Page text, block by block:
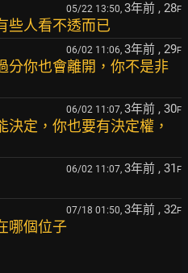
05/22 13:50, 3年前 , 28F
些人看不透而已
06/02 11:06, 3年前 , 29F
分你也會離開，你不是非
06/02 11:07, 3年前 , 30F
決定，你也要有決定權，
06/02 11:07, 3年前 , 31 F
07/18 01:50, 3年前 , 32F
哪個位子